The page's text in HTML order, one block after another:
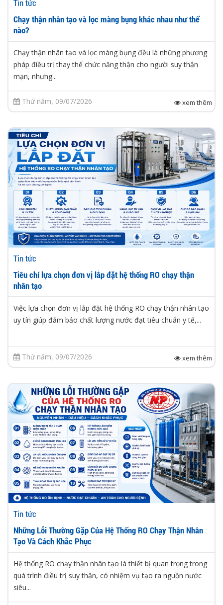
Tin tức
Chạy thận nhân tạo và lọc màng bụng khác nhau như thế
nào?
Chạy thận nhân tạo và lọc màng bụng đều là những phương
pháp điều trị thay thế chức năng thận cho người suy thận
mạn, nhưng...
Thứ năm, 09/07/2026 xem thêm
Tin tức
Tiêu chí lựa chọn đơn vị lắp đặt hệ thống RO chạy thận
nhân tạo
Việc lựa chọn đơn vị lắp đặt hệ thống RO chạy thận nhân tạo
uy tín giúp đảm bảo chất lượng nước đạt tiêu chuẩn y tế,...
Thứ năm, 09/07/2026 xem thêm
Tin tức
Những Lỗi Thường Gặp Của Hệ Thống RO Chạy Thận Nhân
Tạo Và Cách Khắc Phục
Hệ thống RO chạy thận nhân tạo là thiết bị quan trọng trong
quá trình điều trị suy thận, có nhiệm vụ tạo ra nguồn nước
siêu...